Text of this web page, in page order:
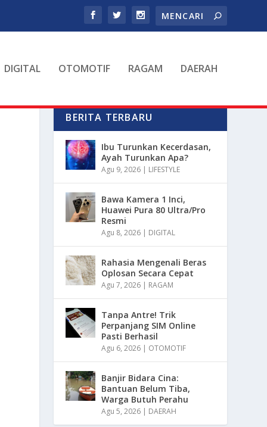
DIGITAL OTOMOTIF RAGAM DAERAH
BERITA TERBARU
Ibu Turunkan Kecerdasan,
Ayah Turunkan Apa?
Agu 9, 2026 | LIFESTYLE
Bawa Kamera 1 Inci,
Huawei Pura 80 Ultra/Pro
Resmi
Agu 8, 2026 | DIGITAL
Rahasia Mengenali Beras
Oplosan Secara Cepat
Agu 7, 2026 | RAGAM
Tanpa Antre! Trik
Perpanjang SIM Online
Pasti Berhasil
Agu 6, 2026 | OTOMOTIF
Banjir Bidara Cina:
Bantuan Belum Tiba,
Warga Butuh Perahu
Agu 5, 2026 | DAERAH